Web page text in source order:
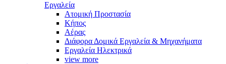
Εργαλεία
Aτομική Προστασία
Kήπος
Αέρας
Διάφορα Δομικά Εργαλεία & Μηχανήματα
Εργαλεία Ηλεκτρικά
view more